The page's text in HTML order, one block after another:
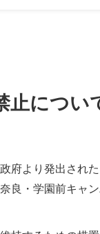
につい
府より発出され
良・学園前キャ